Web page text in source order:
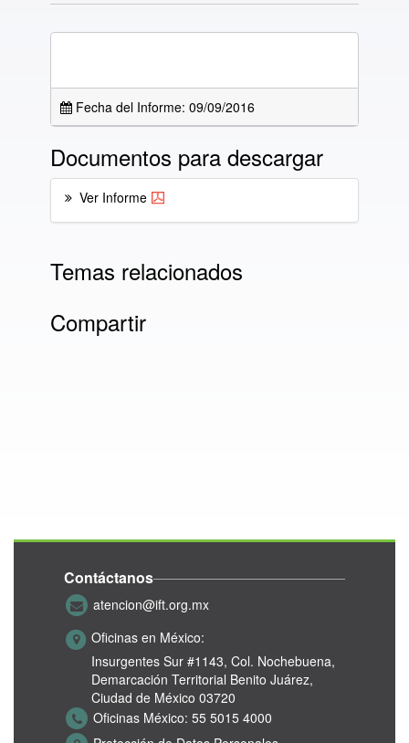
Fecha del Informe: 09/09/2016
Documentos para descargar
Ver Informe
Temas relacionados
Compartir
Contáctanos
atencion@ift.org.mx
Oficinas en México:
Insurgentes Sur #1143, Col. Nochebuena,
Demarcación Territorial Benito Juárez,
Ciudad de México 03720
Oficinas México: 55 5015 4000